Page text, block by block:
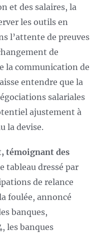
et des salaires, la
les outils en
l’attente de preuves
de
la communication de
entendre que la
salariales
ajustement à
la devise.
témoignant des
tableau dressé par
de relance
foulée, annoncé
banques,
les banques